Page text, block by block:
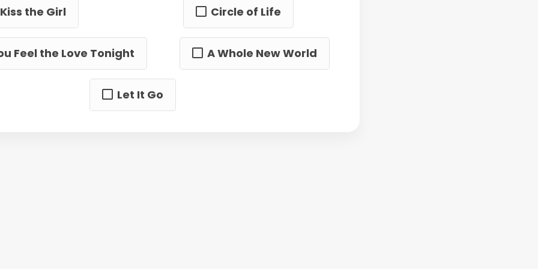
Kiss the Girl Circle of Life
Feel the Love Tonight A Whole New World
Let It Go